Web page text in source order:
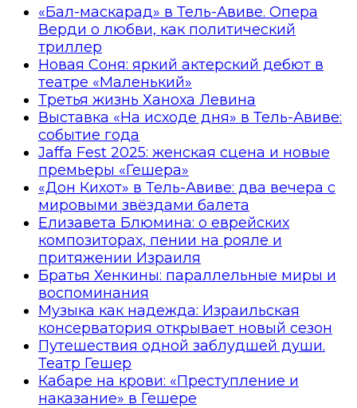
«Бал-маскарад» в Тель-Авиве. Опера
Верди о любви, как политический
триллер
Новая Соня: яркий актерский дебют в
театре «Маленький»
Третья жизнь Ханоха Левина
Выставка «На исходе дня» в Тель-Авиве:
событие года
Jaffa Fest 2025: женская сцена и новые
премьеры «Гешера»
«Дон Кихот» в Тель-Авиве: два вечера с
мировыми звёздами балета
Елизавета Блюмина: о еврейских
композиторах, пении на рояле и
притяжении Израиля
Братья Хенкины: параллельные миры и
воспоминания
Музыка как надежда: Израильская
консерватория открывает новый сезон
Путешествия одной заблудшей души.
Театр Гешер
Кабаре на крови: «Преступление и
наказание» в Гешере